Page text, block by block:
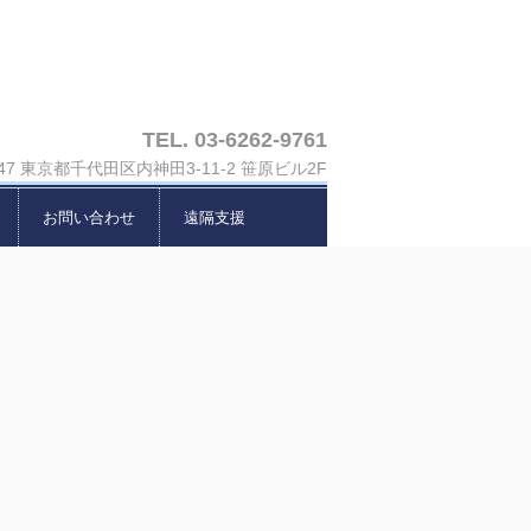
TEL. 03-6262-9761
東京都千代田区内神田3-11-2 笹原ビル2F
お問い合わせ 遠隔支援